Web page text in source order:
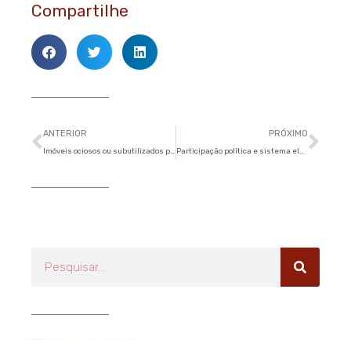
Compartilhe
Anterior
ANTERIOR
Imóveis ociosos ou subutilizados pagarão mais IPTU na cidade de São Paulo
PRÓXIMO
Participação política e sistema eleitoral são destaques em debate com candidatos ao Senado